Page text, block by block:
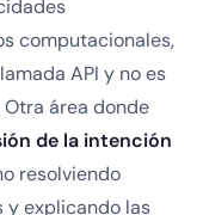
computacionales,
API y no es
área donde
de la intención
resolviendo
y explicando las